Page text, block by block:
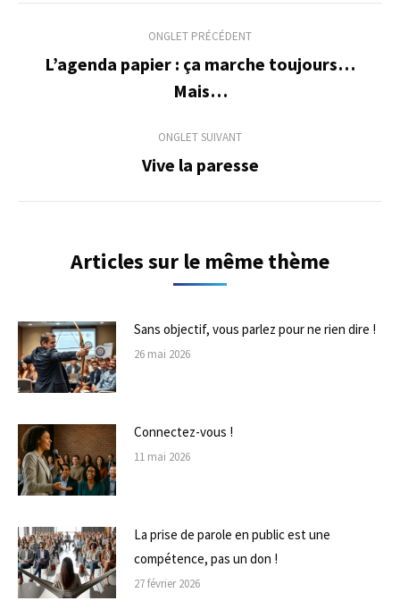
de
commentaire
ONGLET PRÉCÉDENT
Onglet
précédent
L’agenda papier : ça marche toujours…
Mais…
ONGLET SUIVANT
Onglet
Vive la paresse
Articles sur le même thème
Sans objectif, vous parlez pour ne rien dire !
26 mai 2026
Connectez-vous !
11 mai 2026
La prise de parole en public est une
compétence, pas un don !
27 février 2026